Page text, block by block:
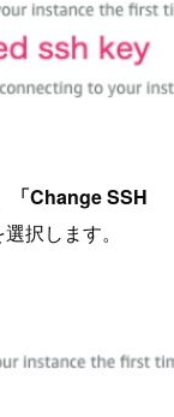
「Change SSH
択します。